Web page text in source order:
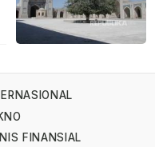
FINANSIAL